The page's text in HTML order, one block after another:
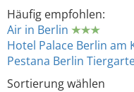
Häufig empfohlen:
Air in Berlin
Hotel Palace Berlin
Pestana Berlin
Sortierung wählen